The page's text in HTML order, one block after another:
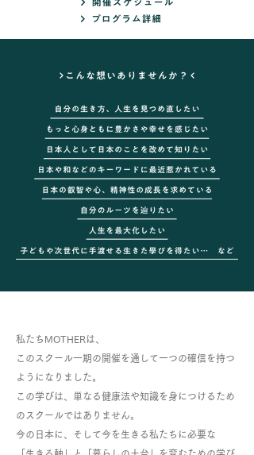
私たちMOTHERは、
このスクール一期の開催を通して一つの確信を持つ
ようになりました。
この学びは、単なる健康法や知識を身につけるため
のスクールではありません。
今の日本に、そして今を生きる私たちに必要な